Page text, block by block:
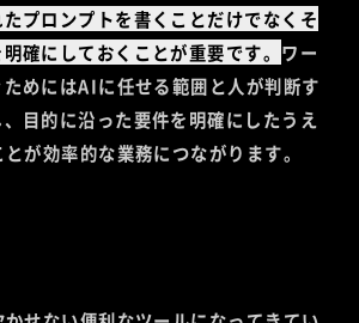
プロンプトを書くことだけでなくそ
確にしておくことが重要です。 ワー
めにはAIに任せる範囲と人が判断す
目的に沿った要件を明確にしたうえ
が効率的な業務につながります。